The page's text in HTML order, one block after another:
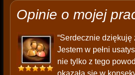
Opinie o mojej
“Serdecznie dziękuję
Jestem w pełni
nie tylko z tego
okazała się w